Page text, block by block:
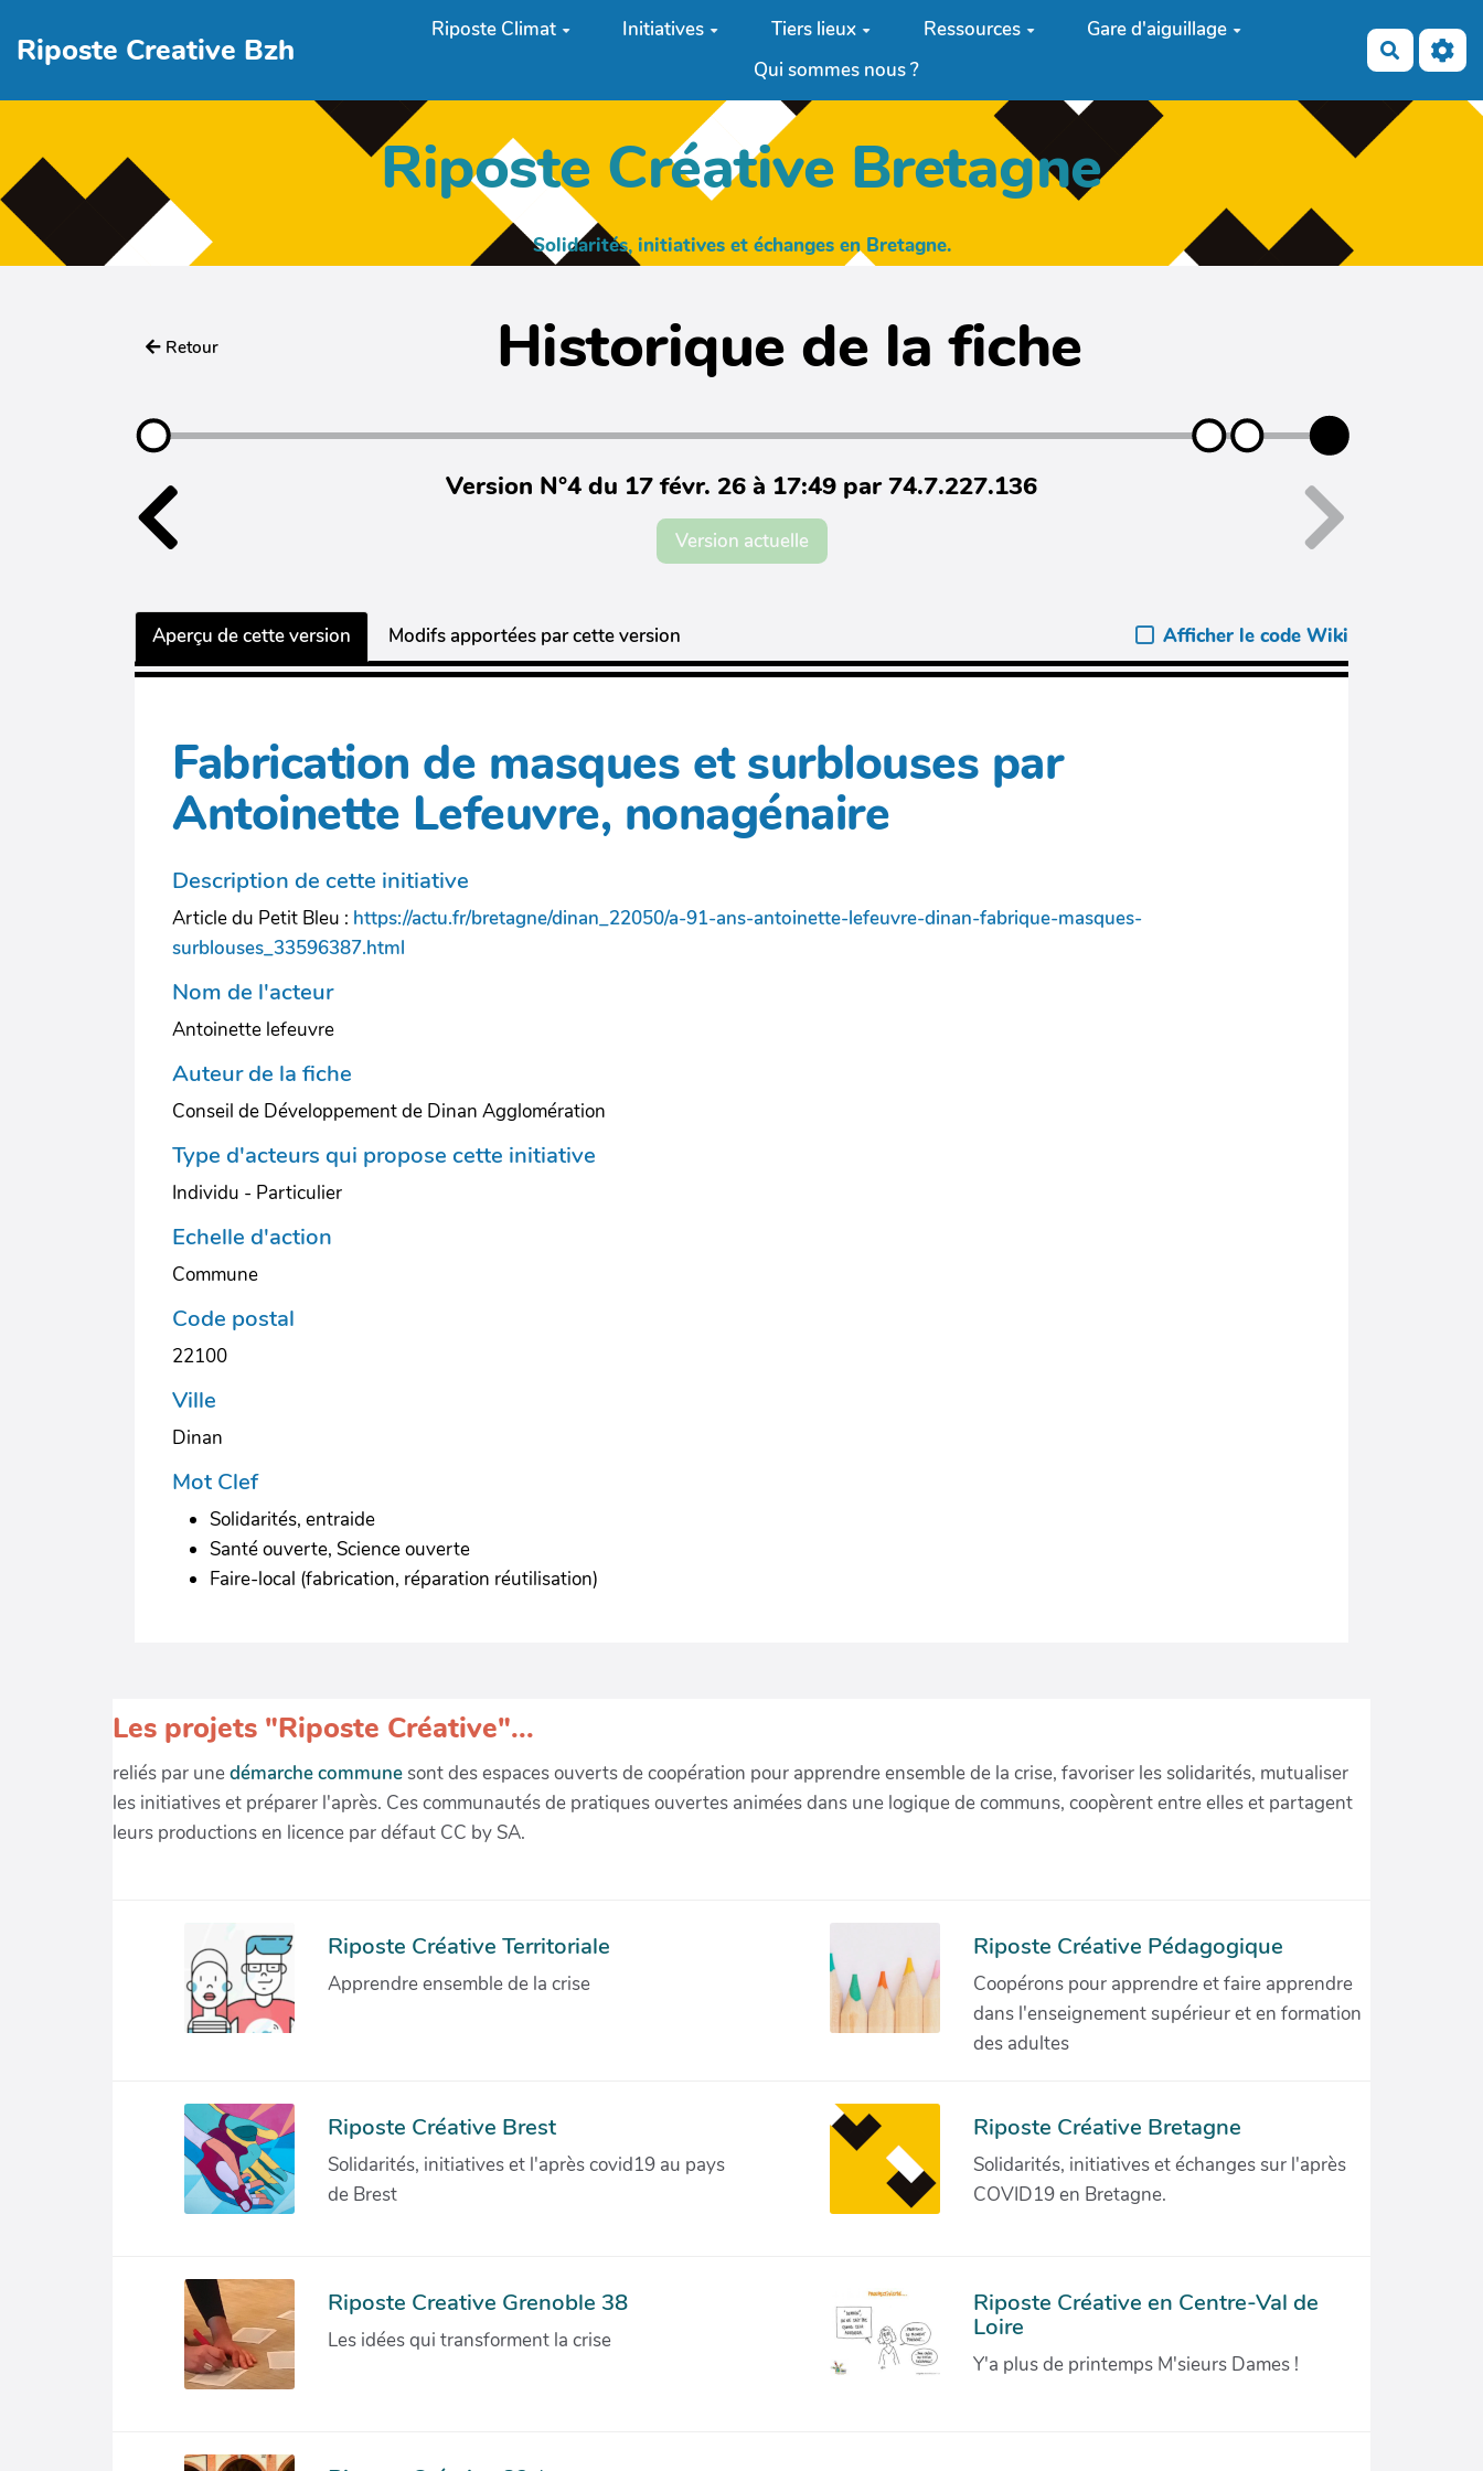
Riposte Creative Bzh
Riposte Climat Initiatives Tiers lieux Ressources
Gare d'aiguillage
Qui sommes nous ?
Riposte Créative Bretagne
Solidarités, initiatives et échanges en Bretagne.
Retour Historique de la fiche
Version N°4 du 17 févr. 26 à 17:49 par 74.7.227.136
Version actuelle
Aperçu de cette version Modifs apportées par cette version Afficher le code Wiki
Fabrication de masques et surblouses par
Antoinette Lefeuvre, nonagénaire
Description de cette initiative
Article du Petit Bleu : https://actu.fr/bretagne/dinan_22050/a-91-ans-antoinette-lefeuvre-dinan-fabrique-masques-
surblouses_33596387.html
Nom de l'acteur
Antoinette lefeuvre
Auteur de la fiche
Conseil de Développement de Dinan Agglomération
Type d'acteurs qui propose cette initiative
Individu - Particulier
Echelle d'action
Commune
Code postal
22100
Ville
Dinan
Mot Clef
Solidarités, entraide
Santé ouverte, Science ouverte
Faire-local (fabrication, réparation réutilisation)